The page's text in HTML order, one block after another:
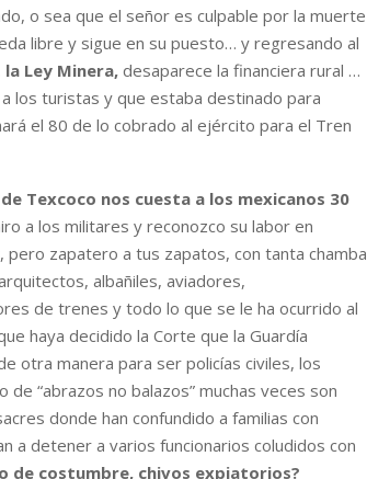
o sea que el señor es culpable por la muerte
libre y sigue en su puesto… y regresando al
la Ley Minera, desaparece la financiera rural …
los turistas y que estaba destinado para
el 80 de lo cobrado al ejército para el Tren
Texcoco nos cuesta a los mexicanos 30
a los militares y reconozco su labor en
pero zapatero a tus zapatos, con tanta chamba
albañiles, aviadores,
de trenes y todo lo que se le ha ocurrido al
haya decidido la Corte que la Guardía
otra manera para ser policías civiles, los
“abrazos no balazos” muchas veces son
donde han confundido a familias con
a detener a varios funcionarios coludidos con
de costumbre, chivos expiatorios?